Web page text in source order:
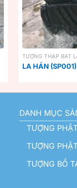
TƯỢNG THẬP BÁT
LA HÁN (SP001)
DANH MỤC
TƯỢNG
TƯỢNG
TƯỢNG BỒ